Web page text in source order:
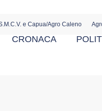
e Capua/Agro Caleno
CRONACA